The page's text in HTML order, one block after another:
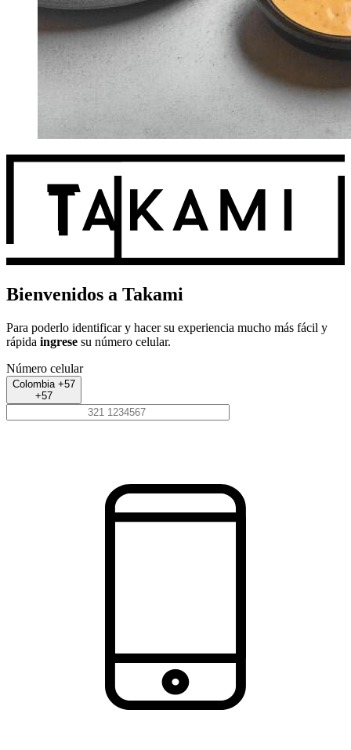
Bienvenidos a Takami
Para poderlo identificar y hacer su experiencia mucho más fácil y
rápida ingrese su número celular.
Número celular
Colombia +57
+57